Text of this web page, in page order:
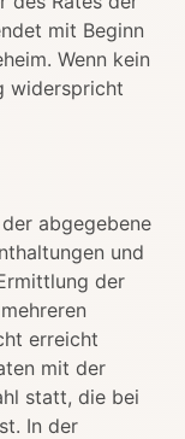
mit Beginn
Wenn kein
widerspricht
abgegebene
und
der
erreicht
mit der
statt, die bei
In der